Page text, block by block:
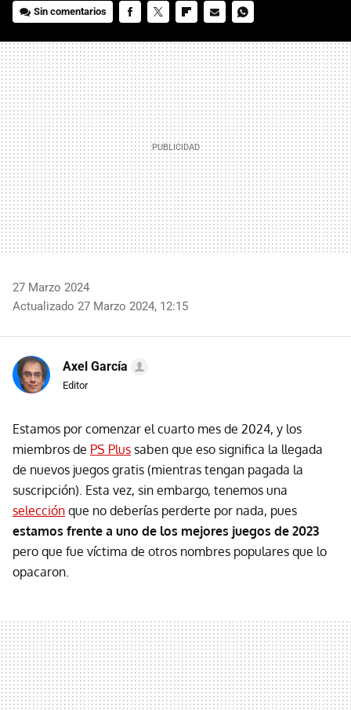
Sin comentarios
MAIL
27 Marzo 2024
Actualizado 27 Marzo 2024, 12:15
Axel García
Editor
Estamos por comenzar el cuarto mes de 2024, y los
miembros de PS Plus saben que eso significa la llegada
de nuevos juegos gratis (mientras tengan pagada la
suscripción). Esta vez, sin embargo, tenemos una
selección que no deberías perderte por nada, pues
estamos frente a uno de los mejores juegos de 2023
pero que fue víctima de otros nombres populares que lo
opacaron.